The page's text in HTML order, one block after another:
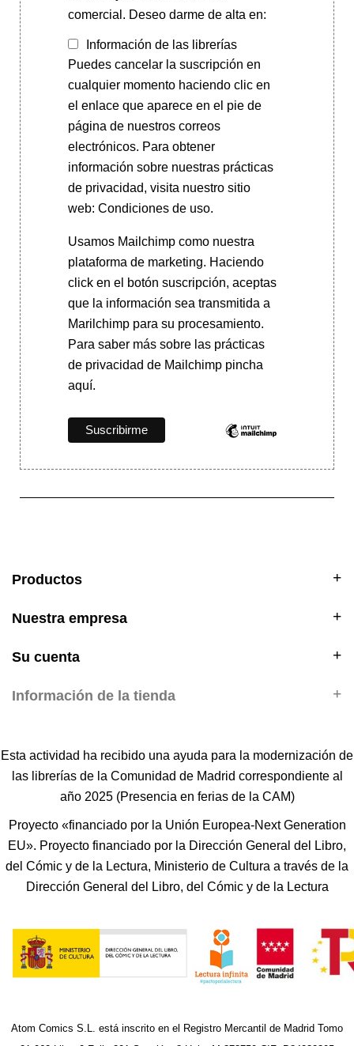
comercial. Deseo darme de alta en:
Información de las librerías
Puedes cancelar la suscripción en
cualquier momento haciendo clic en
el enlace que aparece en el pie de
página de nuestros correos
electrónicos. Para obtener
información sobre nuestras prácticas
de privacidad, visita nuestro sitio
web: Condiciones de uso.
Usamos Mailchimp como nuestra
plataforma de marketing. Haciendo
click en el botón suscripción, aceptas
que la información sea transmitida a
Marilchimp para su procesamiento.
Para saber mássobre las prácticas
de privacidad de Mailchimp pincha
aquí.
Productos
Nuestra empresa
Su cuenta
Información de la tienda
Esta actividad ha recibido una ayuda para la modernización de
las librerías de la Comunidad de Madrid correspondiente al
año 2025 (Presencia en ferias de la CAM)
Proyecto «financiado por la Unión Europea-Next Generation
EU». Proyecto financiado por la Dirección General del Libro,
del Cómic y de la Lectura, Ministerio de Cultura a través de la
Dirección General del Libro, del Cómic y de la Lectura
Atom Comics S.L. está inscrito en el Registro Mercantil de Madrid Tomo